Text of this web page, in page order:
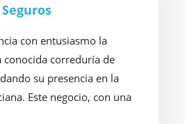
con entusiasmo la
conocida correduría de
su presencia en la
Este negocio, con una